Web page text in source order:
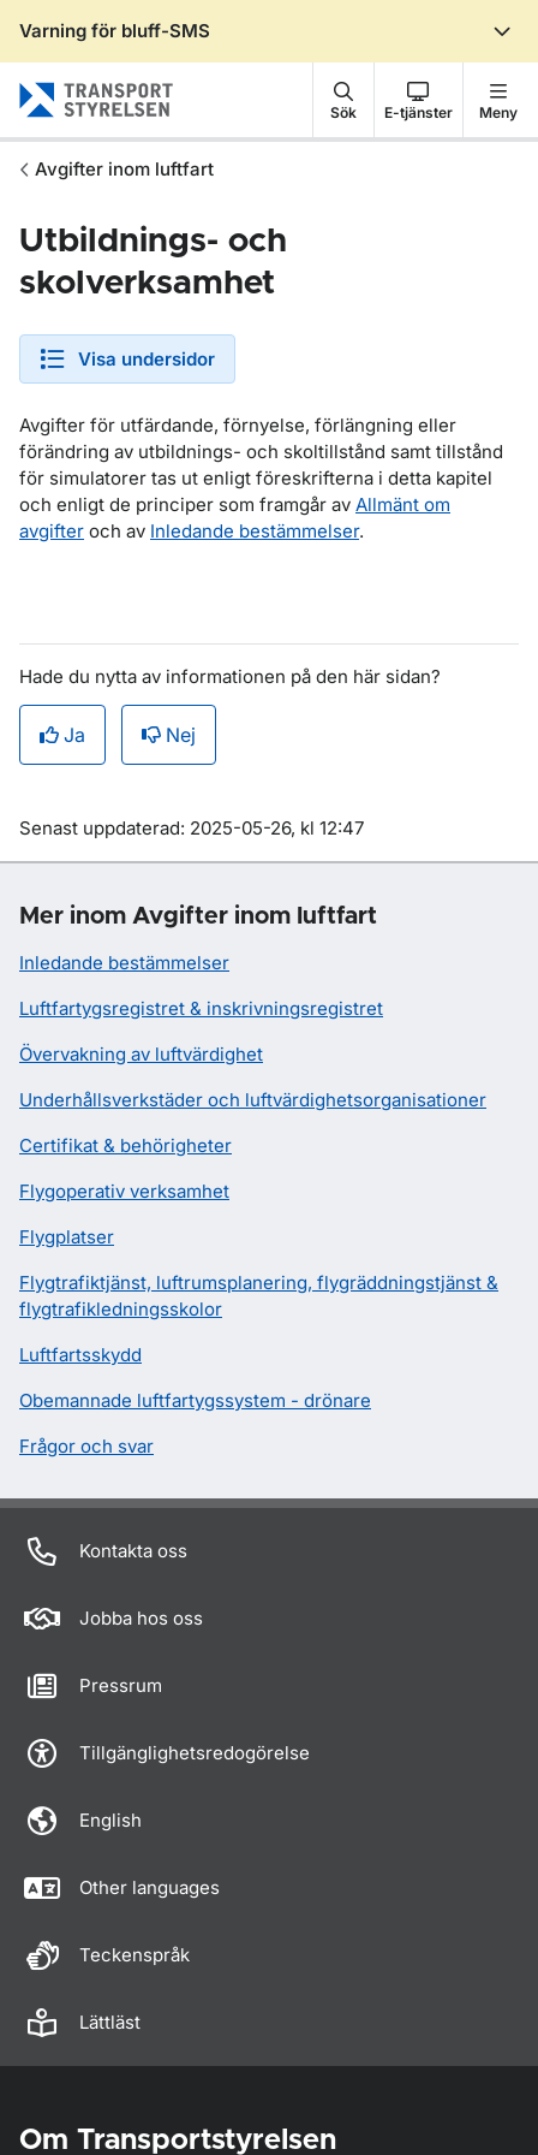
Varning för bluff-SMS
Sök E-tjänster Meny
Avgifter inom luftfart
Utbildnings- och
skolverksamhet
Visa undersidor
Avgifter för utfärdande, förnyelse, förlängning eller
förändring av utbildnings- och skoltillstånd samt tillstånd
för simulatorer tas ut enligt föreskrifterna i detta kapitel
och enligt de principer som framgår av Allmänt om
avgifter och av Inledande bestämmelser.
Hade du nytta av informationen på den här sidan?
Ja Nej
Om sidan
Senast uppdaterad: 2025-05-26, kl 12:47
Mer inom Avgifter inom luftfart
Inledande bestämmelser
Luftfartygsregistret & inskrivningsregistret
Övervakning av luftvärdighet
Underhållsverkstäder och luftvärdighetsorganisationer
Certifikat & behörigheter
Flygoperativ verksamhet
Flygplatser
Flygtrafiktjänst, luftrumsplanering, flygräddningstjänst &
flygtrafikledningsskolor
Luftfartsskydd
Obemannade luftfartygssystem - drönare
Frågor och svar
Kontakta oss
Jobba hos oss
Pressrum
Tillgänglighetsredogörelse
English
Other languages
Teckenspråk
Lättläst
Om Transportstyrelsen